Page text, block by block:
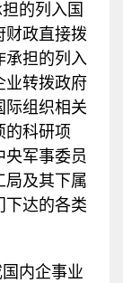
的列入国
财政直接拨
承担的列入
业转拨政府
际组织相关
的科研项
央军事委员
局及其下属
下达的各类
内企事业